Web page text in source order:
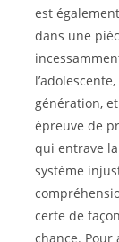
est
dans une
génération,
épreuve de
qui entrave
système
certe de
chance. Pour